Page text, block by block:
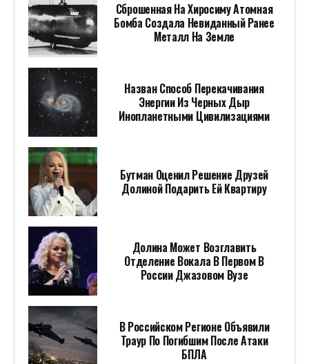
Сброшенная На Хиросиму Атомная
Бомба Создала Невиданный Ранее
Металл На Земле
Назван Способ Перекачивания
Энергии Из Черных Дыр
Инопланетными Цивилизациями
Бутман Оценил Решение Друзей
Долиной Подарить Ей Квартиру
Долина Может Возглавить
Отделение Вокала В Первом В
России Джазовом Вузе
В Российском Регионе Объявили
Траур По Погибшим После Атаки
БПЛА